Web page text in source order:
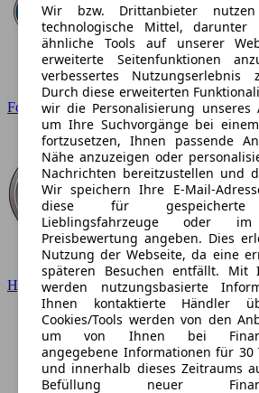
Ford
Hyundai
Wir bzw. Drittanbieter nutzen
technologische Mittel, darunter
ähnliche Tools auf unserer
erweiterte Seitenfunktionen
verbessertes Nutzungserlebnis
Durch diese erweiterten
wir die Personalisierung unseres
um Ihre Suchvorgänge bei
fortzusetzen, Ihnen passende
Nähe anzuzeigen oder
Nachrichten bereitzustellen und
Wir speichern Ihre E-Mail-
diese für gespeicherte
Lieblingsfahrzeuge oder
Preisbewertung angeben. Dies
Nutzung der Webseite, da eine
späteren Besuchen entfällt. Mit
werden nutzungsbasierte
Ihnen kontaktierte Händler
Cookies/Tools werden von den
um von Ihnen bei
angegebene Informationen für 30
und innerhalb dieses Zeitraums
Befüllung neuer